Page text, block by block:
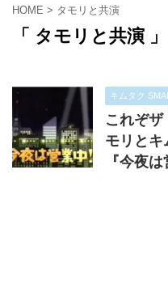
HOME > タモリと共演
「 タモリと共演
キムタク
これぞザ
モリとキ
『今夜は